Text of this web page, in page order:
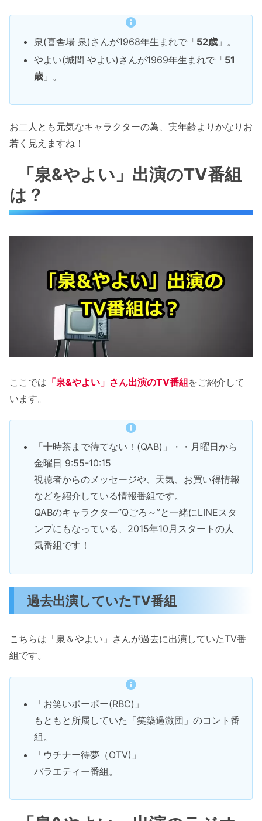
泉(喜舎場 泉)さんが1968年生まれで「52歳 」。
やよい(城間 やよい)さんが1969年生まれで「51
歳 」。
お二人とも元気なキャラクターの為、実年齢よりかなりお
若く見えますね！
「泉&やよい」出演のTV番組
は？
ここでは 「泉&やよい」さん出演のTV番組をご紹介して
います。
「十時茶まで待てない！(QAB)」・・月曜日から
金曜日 9:55-10:15
視聴者からのメッセージや、天気、お買い得情報
などを紹介している情報番組です。
QABのキャラクター”Qごろ～”と一緒にLINEスタ
ンプにもなっている、2015年10月スタートの人
気番組です！
過去出演していたTV番組
こちらは「泉＆やよい」さんが過去に出演していたTV番
組です。
「お笑いポーポー(RBC)」
もともと所属していた「笑築過激団」のコント番
組。
「ウチナー待夢（OTV)」
バラエティー番組。